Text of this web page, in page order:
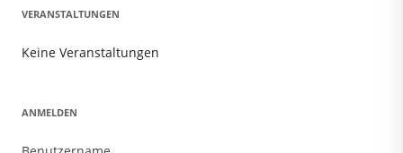
VERANSTALTUNGEN
Keine Veranstaltungen
ANMELDEN